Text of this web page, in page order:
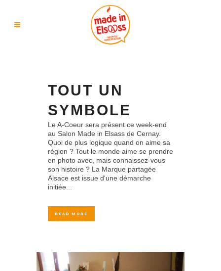
TOUT UN
SYMBOLE
Le A-Coeur sera présent ce week-end
au Salon Made in Elsass de Cernay.
Quoi de plus logique quand on aime sa
région ? Tout le monde aime se prendre
en photo avec, mais connaissez-vous
son histoire ? La Marque partagée
Alsace est issue d'une démarche
initiée...
READ MORE